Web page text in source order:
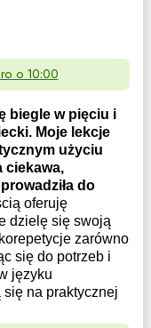
o 10:00
biegle w pięciu i
Moje lekcje
użyciu
ciekawa,
do
oferuję
dzielę się swoją
zarówno
się do potrzeb i
języku
na praktycznej